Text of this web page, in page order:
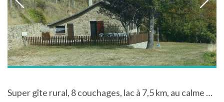
Super gîte rural, 8 couchages, lac à 7,5 km, au calme dans la nature, en Ardèche Rhône-Alpes France dans une batisse en pierres